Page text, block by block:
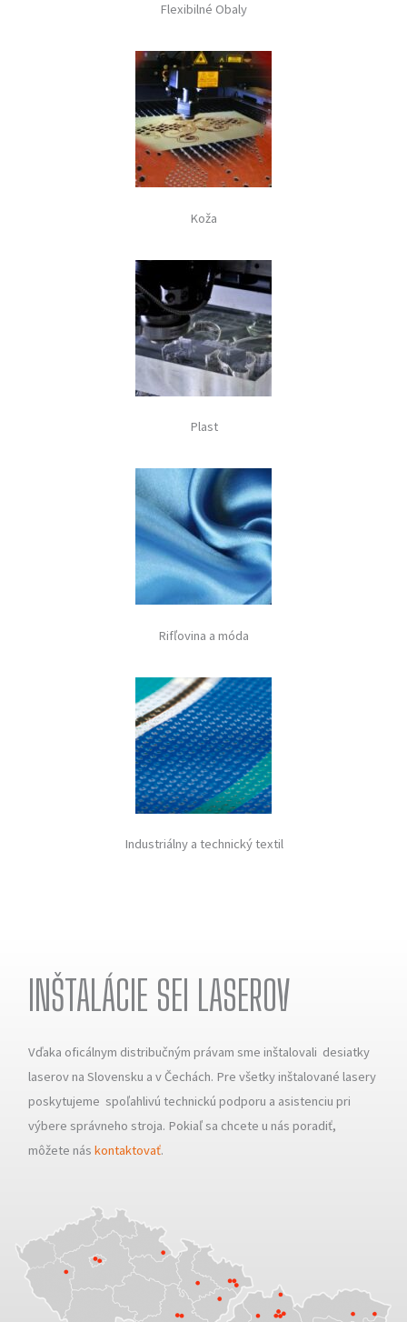
Flexibilné Obaly
Koža
Plast
Rifľovina a móda
Industriálny a technický textil
INŠTALÁCIE SEI LASEROV
Vďaka oficálnym distribučným právam sme inštalovali desiatky
laserov na Slovensku a v Čechách. Pre všetky inštalované lasery
poskytujeme spoľahlivú technickú podporu a asistenciu pri
výbere správneho stroja. Pokiaľ sa chcete u nás poradiť,
môžete náskontaktovať.